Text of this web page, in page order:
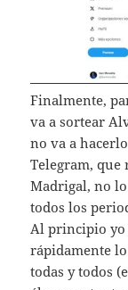
Finalmente,
va a sortear
no va a
Telegram, que
Madrigal, no
todos los
Al principio yo
rápidamente
todas y todos